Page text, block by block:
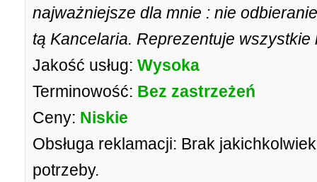
najważniejsze dla mnie : nie
tą Kancelaria. Reprezentuje
Jakość usług: Wysoka
Terminowość: Bez zastrzeżeń
Ceny: Niskie
Obsługa reklamacji: Brak
potrzeby.